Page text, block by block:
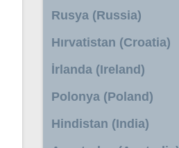
Rusya (Russia)
Hırvatistan (Croatia)
İrlanda (Ireland)
Polonya (Poland)
Hindistan (India)